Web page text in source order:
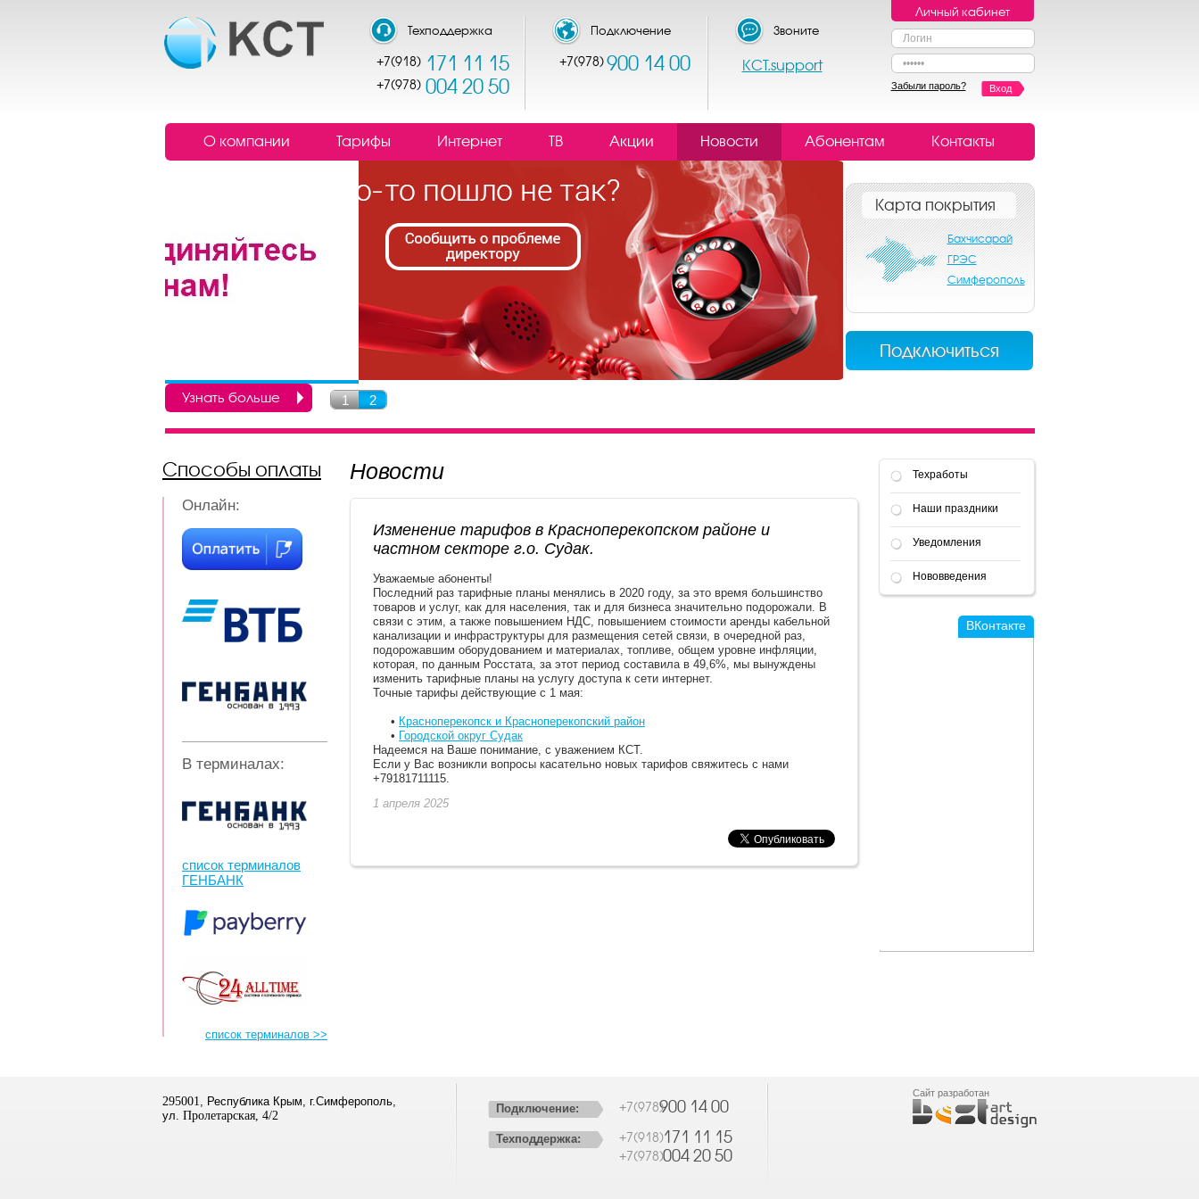
Техподдержка
+7(918)171 11 15
+7(978)004 20 50
Подключение
+7(978)900 14 00
Звоните
КСТ.support
Личный кабинет
Вход
Забыли пароль?
О компании Тарифы Интернет ТВ Акции Новости Абонентам Контакты
Карта покрытия
Бахчисарай
ГРЭС
Симферополь
Подключиться
Узнать больше 1 2
Техработы
Наши праздники
Уведомления
Нововведения
ВКонтакте
Способы оплаты
Онлайн:
В терминалах:
список терминалов
ГЕНБАНК
список терминалов >>
Новости
Изменение тарифов в Красноперекопском районе и
частном секторе г.о. Судак.
Уважаемые абоненты!
Последний раз тарифные планы менялись в 2020 году, за это время большинство
товаров и услуг, как для населения, так и для бизнеса значительно подорожали. В
связи с этим, а также повышением НДС, повышением стоимости аренды кабельной
канализации и инфраструктуры для размещения сетей связи, в очередной раз,
подорожавшим оборудованием и материалах, топливе, общем уровне инфляции,
которая, по данным Росстата, за этот период составила в 49,6%, мы вынуждены
изменить тарифные планы на услугу доступа к сети интернет.
Точные тарифы действующие с 1 мая:
• Красноперекопск и Красноперекопский район
• Городской округ Судак
Надеемся на Ваше понимание, с уважением КСТ.
Если у Вас возникли вопросы касательно новых тарифов свяжитесь с нами
+79181711115.
1 апреля 2025
295001
, Республика Крым, г.Симферополь,
ул. Пролетарская, 4/2
Подключение: +7(978)900 14 00
Техподдержка: +7(918)171 11 15
+7(978)004 20 50
Сайт разработан